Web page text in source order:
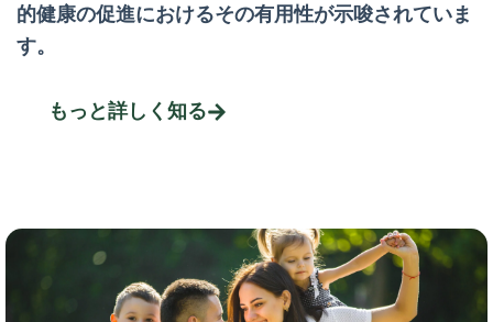
的健康の促進におけるその有用性が示唆されていま
す。
もっと詳しく知る